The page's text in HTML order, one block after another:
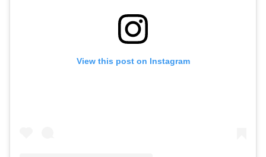
View this post on Instagram